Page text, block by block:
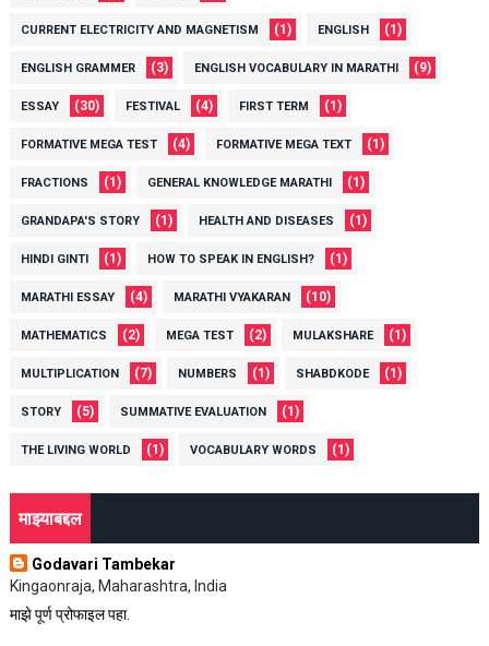
CURRENT ELECTRICITY AND MAGNETISM (1) ENGLISH (1)
ENGLISH GRAMMER (3) ENGLISH VOCABULARY IN MARATHI (9)
ESSAY (30) FESTIVAL (4) FIRST TERM (1)
FORMATIVE MEGA TEST (4) FORMATIVE MEGA TEXT (1)
FRACTIONS (1) GENERAL KNOWLEDGE MARATHI (1)
GRANDAPA'S STORY (1) HEALTH AND DISEASES (1)
HINDI GINTI (1) HOW TO SPEAK IN ENGLISH? (1)
MARATHI ESSAY (4) MARATHI VYAKARAN (10)
MATHEMATICS (2) MEGA TEST (2) MULAKSHARE (1)
MULTIPLICATION (7) NUMBERS (1) SHABDKODE (1)
STORY (5) SUMMATIVE EVALUATION (1)
THE LIVING WORLD (1) VOCABULARY WORDS (1)
माझ्याबद्दल
Godavari Tambekar
Kingaonraja, Maharashtra, India
माझे पूर्ण प्रोफाइल पहा.